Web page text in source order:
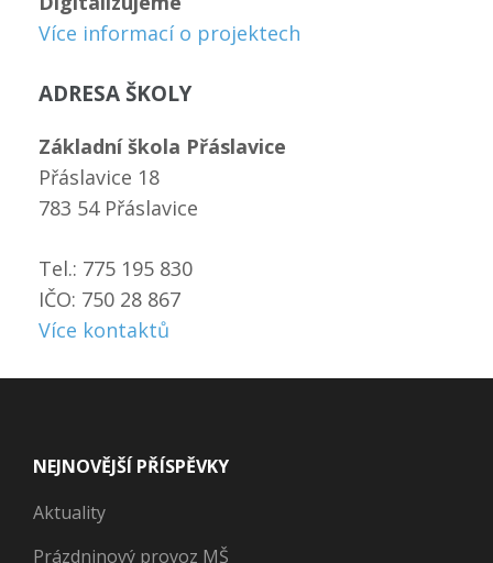
Více informací o projektech
ADRESA ŠKOLY
Základní škola Přáslavice
Přáslavice 18
783 54 Přáslavice
Tel.: 775 195 830
IČO: 750 28 867
Více kontaktů
NEJNOVĚJŠÍ PŘÍSPĚVKY
Aktuality
Prázdninový provoz MŠ